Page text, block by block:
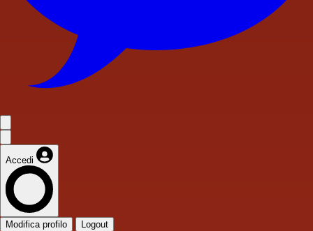
Accedi
Modifica profilo Logout